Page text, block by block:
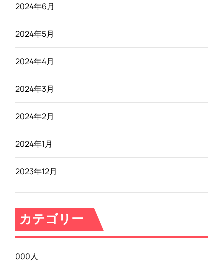
2024年6月
2024年5月
2024年4月
2024年3月
2024年2月
2024年1月
2023年12月
カテゴリー
000人